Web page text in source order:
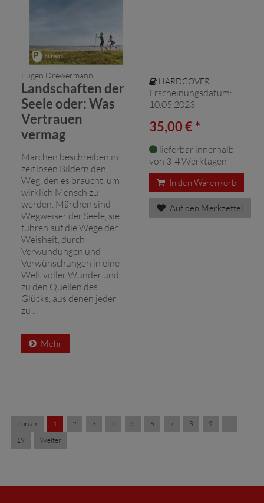
Eugen Drewermann
Landschaften der
Seele oder: Was
Vertrauen
vermag
Märchen beschreiben in
zeitlosen Bildern den
Weg, den es braucht, um
wirklich Mensch zu
werden. Märchen sind
Wegweiser der Seele, sie
führen auf die Wege der
Weisheit, durch
Verwundungen und
Verwünschungen in eine
Welt voller Wunder und
zu den Quellen des
Glücks, aus denen jeder
zu ...
Mehr
HARDCOVER
Erscheinungsdatum:
10.05.2023
35,00 € *
lieferbar innerhalb
von 3-4 Werktagen
In den Warenkorb
Auf den Merkzettel
Zurück 1 2 3 4 5 6 7 8 9
19
Weiter